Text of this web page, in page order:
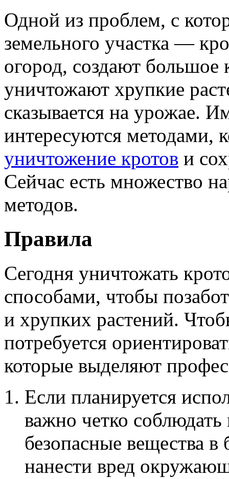
Одной из проблем, с
земельного участка —
огород, создают большое
уничтожают хрупкие
сказывается на урожае.
интересуются методами,
уничтожение кротов и
Сейчас есть множество
методов.
Правила
Сегодня уничтожать
способами, чтобы
и хрупких растений.
потребуется
которые выделяют
Если планируется
важно четко
безопасные вещества
нанести вред